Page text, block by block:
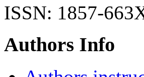
ISSN: 1857-
Authors Info